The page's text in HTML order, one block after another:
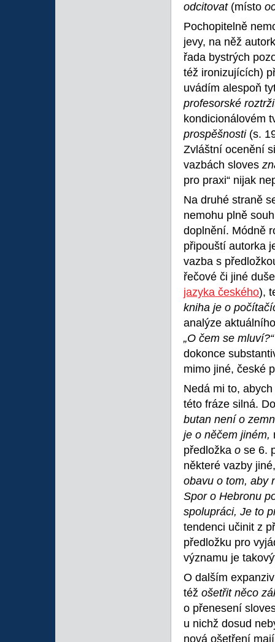
odcitovat (místo
Pochopitelně
jevy, na něž
řada bystrých
též ironizujících)
uvádím alespoň
profesorské
kondicionálovém
prospěšnosti (s.
Zvláštní ocenění
vazbách sloves
pro praxi“ nijak
Na druhé straně
nemohu plně
doplnění. Módně
připouští autorka
vazba s
řečové či jiné
jazyka českého),
kniha je o
analýze
„O čem se
dokonce
mimo jiné, české
Nedá mi to,
této fráze silná.
butan není o
je o něčem jiném,
předložka o se 6.
některé vazby
obavu o tom, aby
Spor o Hebronu
spolupráci, Je to
tendenci učinit z
předložku pro
významu je
O dalším
též ošetřit něco
o přenesení
u nichž dosud
nová ošetření